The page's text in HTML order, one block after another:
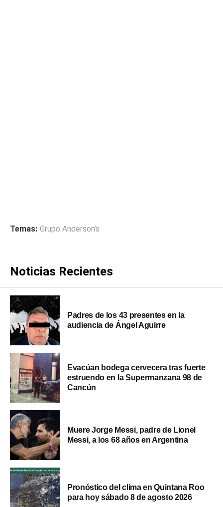
Temas: Grupo Anderson’s
Noticias Recientes
Padres de los 43 presentes en la
audiencia de Ángel Aguirre
Evacúan bodega cervecera tras fuerte
estruendo en la Supermanzana 98 de
Cancún
Muere Jorge Messi, padre de Lionel
Messi, a los 68 años en Argentina
Pronóstico del clima en Quintana Roo
para hoy sábado 8 de agosto 2026